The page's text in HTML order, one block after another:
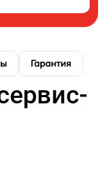
Гарантия